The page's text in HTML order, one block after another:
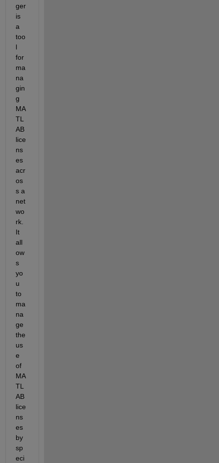
ger
is
a
too
l
for
ma
na
gin
g
MA
TL
AB
lice
ns
es
acr
os
s a
net
wo
rk.
It
all
ow
s
yo
u
to
ma
na
ge
the
us
e
of
MA
TL
AB
lice
ns
es
by
sp
eci